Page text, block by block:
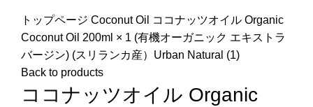
トップページ Coconut Oil
ココナッツオイル Organic
Coconut Oil 200ml × 1 (有機オーガニック エキストラ
バージン) (スリランカ産）Urban Natural (1)
Back to products
ココナッツオイル Organic